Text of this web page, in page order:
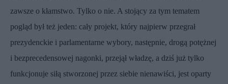
zawsze o kłamstwo. Tylko o nie. A stojący za tym tematem
pogląd był też jeden: cały projekt, który najpierw przegrał
prezydenckie i parlamentarne wybory, następnie, drogą potężnej
i bezprecedensowej nagonki, przejął władzę, a dziś już tylko
funkcjonuje siłą stworzonej przez siebie nienawiści, jest oparty